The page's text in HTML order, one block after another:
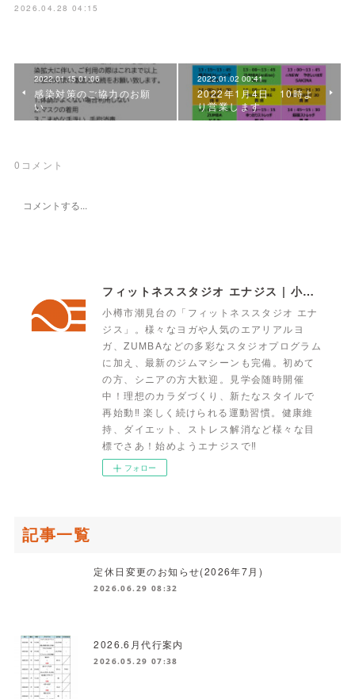
2026.04.28 04:15
2022.01.15 01:06
感染対策のご協力のお願
い
2022.01.02 00:41
2022年1月4日 10時よ
り営業します
0 コメント
フィットネススタジオ エナジス | 小樽・スポーツクラブ・ENERGYS
小樽市潮見台の「フィットネススタジオ エナ
ジス」。様々なヨガや人気のエアリアルヨ
ガ、ZUMBAなどの多彩なスタジオプログラム
に加え、最新のジムマシーンも完備。初めて
の方、シニアの方大歓迎。見学会随時開催
中！理想のカラダづくり、新たなスタイルで
再始動‼ 楽しく続けられる運動習慣。健康維
持、ダイエット、ストレス解消など様々な目
標でさあ！始めようエナジスで‼
フォロー
記事一覧
定休日変更のお知らせ(2026年7月)
2026.06.29 08:32
2026.6月代行案内
2026.05.29 07:38